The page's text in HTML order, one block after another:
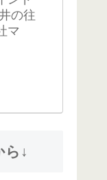
の往
マ
ら↓